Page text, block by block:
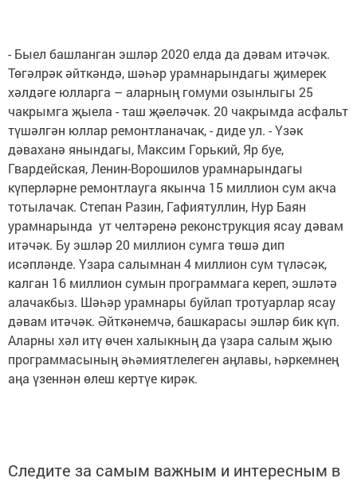
- Быел башланган эшләр 2020 елда да дәвам итәчәк.
Төгәлрәк әйткәндә, шәһәр урамнарындагы җимерек
хәлдәге юлларга – аларның гомуми озынлыгы 25
чакрымга җыела - таш җәеләчәк. 20 чакрымда асфальт
түшәлгән юллар ремонтланачак, - диде ул. - Үзәк
дәваханә янындагы, Максим Горький, Яр буе,
Гвардейская, Ленин-Ворошилов урамнарындагы
күперләрне ремонтлауга якынча 15 миллион сум акча
тотылачак. Степан Разин, Гафиятуллин, Нур Баян
урамнарында ут челтәренә реконструкция ясау дәвам
итәчәк. Бу эшләр 20 миллион сумга төшә дип
исәпләнде. Үзара салымнан 4 миллион сум түләсәк,
калган 16 миллион сумын программага кереп, эшләтә
алачакбыз. Шәһәр урамнары буйлап тротуарлар ясау
дәвам итәчәк. Әйткәнемчә, башкарасы эшләр бик күп.
Аларны хәл итү өчен халыкның да үзара салым җыю
программасының әһәмиятлелеген аңлавы, һәркемнең
аңа үзеннән өлеш кертүе кирәк.
Следите за самым важным и интересным в